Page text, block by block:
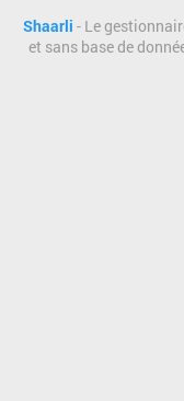
Shaarli - Le
et sans base de